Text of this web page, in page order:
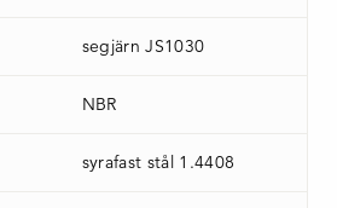
segjärn JS1030
NBR
syrafast stål 1.4408